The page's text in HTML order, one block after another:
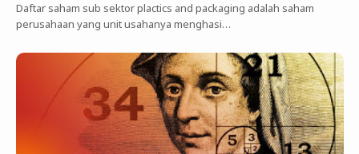
Daftar saham sub sektor plactics and packaging adalah saham
perusahaan yang unit usahanya menghasi…